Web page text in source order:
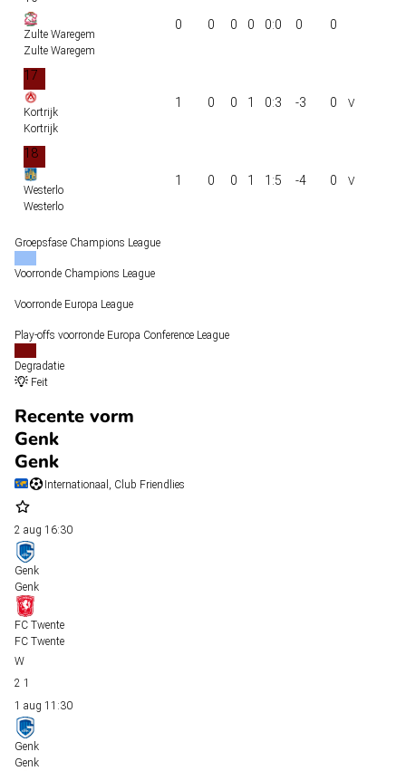
Zulte Waregem
Zulte Waregem
0 0 0 0 0:0 0 0
17
Kortrijk
Kortrijk
1 0 0 1 0:3 -3 0
18
Westerlo
Westerlo
1 0 0 1 1:5 -4 0
Groepsfase Champions League
Voorronde Champions League
Voorronde Europa League
Play-offs voorronde Europa Conference League
Degradatie
Feit
Recente vorm
Genk
Genk
Internationaal, Club Friendlies
2 aug 16:30
Genk
Genk
FC Twente
FC Twente
2 1
1 aug 11:30
Genk
Genk